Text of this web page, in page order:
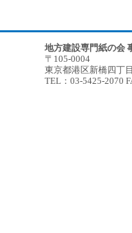
地方建設専門紙の会
〒105-0004
東京都港区新橋四丁
TEL：03-5425-2070